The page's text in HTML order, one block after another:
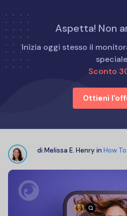
Aspetta! Non
Inizia oggi stesso il
speciale
Sconto
Ottieni
Home
Come fare per
Snapchat Location Finder:
senza sforzo
Snapchat Location
di Melissa E. Henry in How To